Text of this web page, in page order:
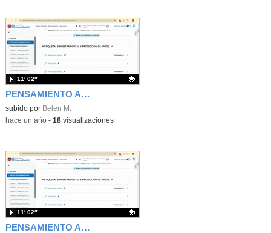
PENSAMIENTO ABSTRACTO_PATRONES Y PÍXELES
Contenido educativo.
subido por Belen M.
11′ 02″
-hace un año- 18visualizaciones
PENSAMIENTO ABSTRACTO_PATRONES Y PÍXELES
11′ 02″